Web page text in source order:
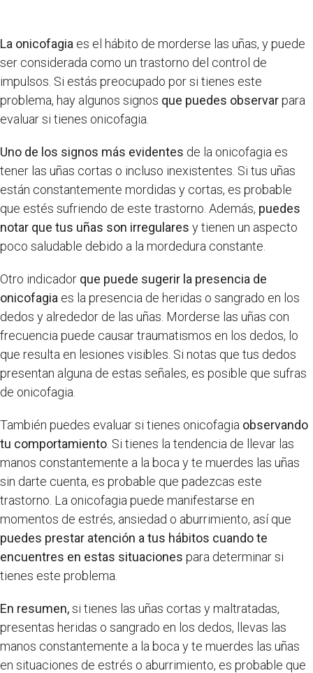
La onicofagia es el hábito de morderse las uñas, y puede
ser considerada como un trastorno del control de
impulsos. Si estás preocupado por si tienes este
problema, hay algunos signos que puedes observarpara
evaluar si tienes onicofagia.
Uno de los signos más evidentes de la onicofagia es
tener las uñas cortas o incluso inexistentes. Si tus uñas
están constantemente mordidas y cortas, es probable
que estés sufriendo de este trastorno. Además, puedes
notar que tus uñas son irregulares y tienen un aspecto
poco saludable debido a la mordedura constante.
Otro indicador que puede sugerir la presencia de
onicofagia es la presencia de heridas o sangrado en los
dedos y alrededor de las uñas. Morderse las uñas con
frecuencia puede causar traumatismos en los dedos, lo
que resulta en lesiones visibles. Si notas que tus dedos
presentan alguna de estas señales, es posible que sufras
de onicofagia.
También puedes evaluar si tienes onicofagia observando
tu comportamiento . Si tienes la tendencia de llevar las
manos constantemente a la boca y te muerdes las uñas
sin darte cuenta, es probable que padezcas este
trastorno. La onicofagia puede manifestarse en
momentos de estrés, ansiedad o aburrimiento, así que
puedes prestar atención a tus hábitos cuando te
encuentres en estas situaciones para determinar si
tienes este problema.
En resumen,si tienes las uñas cortas y maltratadas,
presentas heridas o sangrado en los dedos, llevas las
manos constantemente a la boca y te muerdes las uñas
en situaciones de estrés o aburrimiento, es probable que